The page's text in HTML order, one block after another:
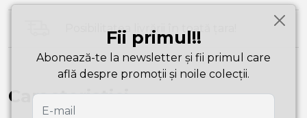
Posibilitatea livrării în toată țara!
Caracteristici
Fii primul!!
Abonează-te la newsletter și fii primul care
află despre promoții și noile colecții.